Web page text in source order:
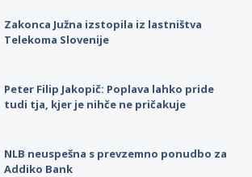
Zakonca Južna izstopila iz lastništva
Telekoma Slovenije
Peter Filip Jakopič: Poplava lahko pride
tudi tja, kjer je nihče ne pričakuje
NLB neuspešna s prevzemno ponudbo za
Addiko Bank